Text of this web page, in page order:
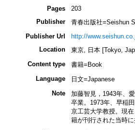
Pages
203
Publisher
青春出版社=Seishun
Publisher Url
http://
Location
東京, 日本 [Tokyo,
Content type
書籍=Book
Language
日文=Japanese
Note
加藤智見，1943年、
卒業。1973年、早稲
京工芸大学教授。現
籍が刊行された当時